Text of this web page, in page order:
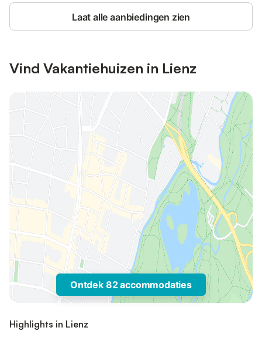
Laat alle aanbiedingen zien
Vind Vakantiehuizen in Lienz
Ontdek 82 accommodaties
Highlights in Lienz